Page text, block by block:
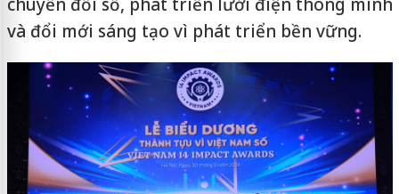
và đổi mới sáng tạo vì phát triển bền vững.